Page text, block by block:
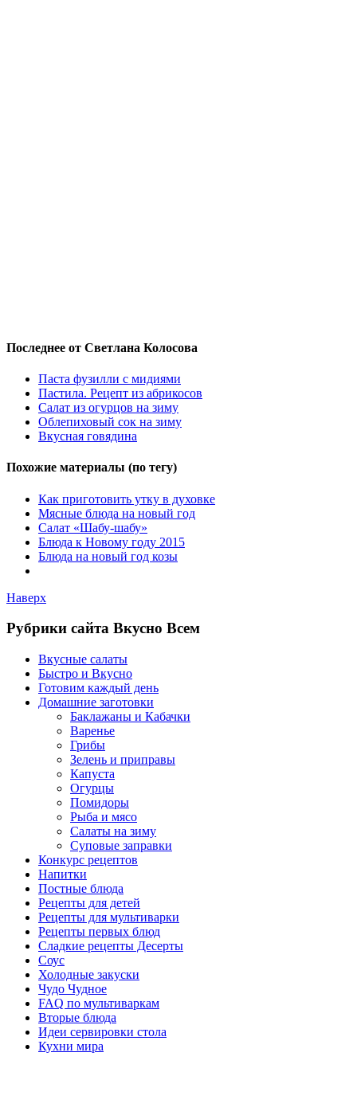
Последнее от Светлана Колосова
Паста фузилли с мидиями
Пастила. Рецепт из абрикосов
Салат из огурцов на зиму
Облепиховый сок на зиму
Вкусная говядина
Похожие материалы (по тегу)
Как приготовить утку в духовке
Мясные блюда на новый год
Салат «Шабу-шабу»
Блюда к Новому году 2015
Блюда на новый год козы
Наверх
Рубрики сайта Вкусно Всем
Вкусные салаты
Быстро и Вкусно
Готовим каждый день
Домашние заготовки
Баклажаны и Кабачки
Варенье
Грибы
Зелень и приправы
Капуста
Огурцы
Помидоры
Рыба и мясо
Салаты на зиму
Суповые заправки
Конкурс рецептов
Напитки
Постные блюда
Рецепты для детей
Рецепты для мультиварки
Рецепты первых блюд
Сладкие рецепты Десерты
Соус
Холодные закуски
Чудо Чудное
FAQ по мультиваркам
Вторые блюда
Идеи сервировки стола
Кухни мира